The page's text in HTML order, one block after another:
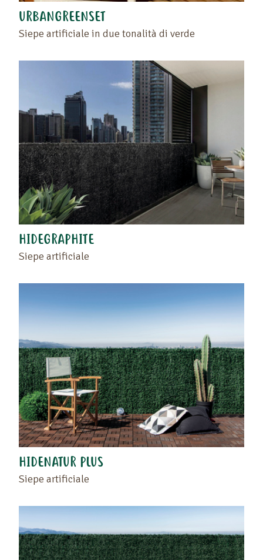
URBANGREENSET
Siepe artificiale in due tonalità di verde
HIDEGRAPHITE
Siepe artificiale
HIDENATUR PLUS
Siepe artificiale
Trascinate il prodotto o il rivenditore nello spazio
vuoto situato a sinistra di questo testo .
Ritrovate i vostri preferiti sulla pagina "I vostri
prodotti preferiti" o cliccando di nuovo sul cuore.